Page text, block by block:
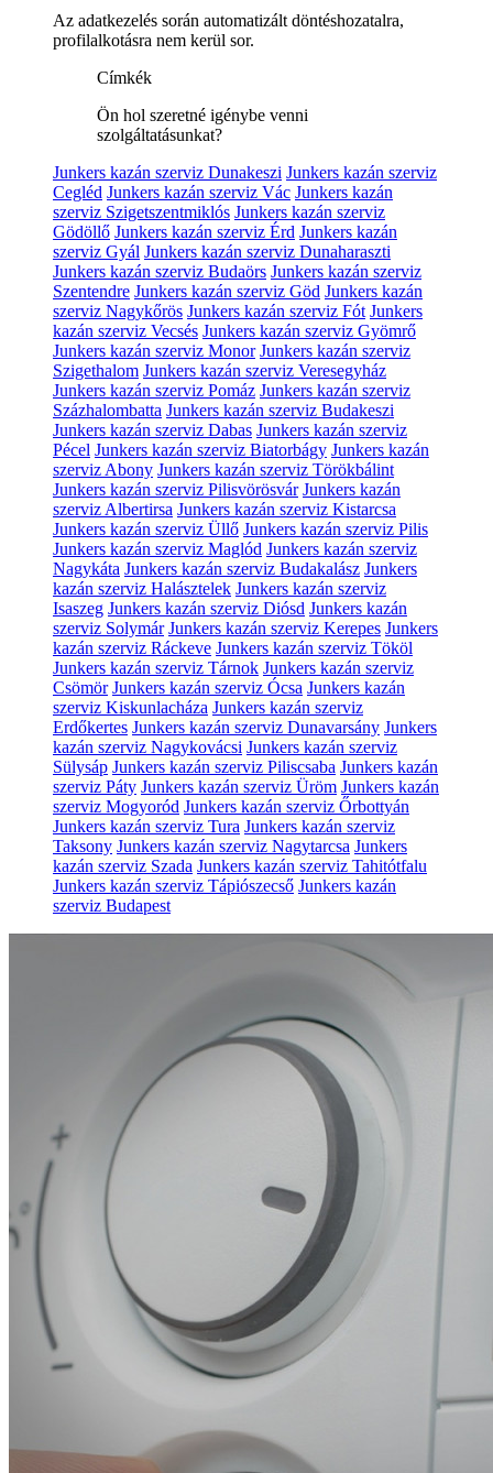
Az adatkezelés során automatizált döntéshozatalra,
profilalkotásra nem kerül sor.
Címkék
Ön hol szeretné igénybe venni
szolgáltatásunkat?
Junkers kazán szerviz Dunakeszi Junkers kazán szerviz
Cegléd Junkers kazán szerviz Vác Junkers kazán
szerviz Szigetszentmiklós Junkers kazán szerviz
Gödöllő Junkers kazán szerviz Érd Junkers kazán
szerviz Gyál Junkers kazán szerviz Dunaharaszti
Junkers kazán szerviz Budaörs Junkers kazán szerviz
Szentendre Junkers kazán szerviz Göd Junkers kazán
szerviz Nagykőrös Junkers kazán szerviz Fót Junkers
kazán szerviz Vecsés Junkers kazán szerviz Gyömrő
Junkers kazán szerviz Monor Junkers kazán szerviz
Szigethalom Junkers kazán szerviz Veresegyház
Junkers kazán szerviz Pomáz Junkers kazán szerviz
Százhalombatta Junkers kazán szerviz Budakeszi
Junkers kazán szerviz Dabas Junkers kazán szerviz
Pécel Junkers kazán szerviz Biatorbágy Junkers kazán
szerviz Abony Junkers kazán szerviz Törökbálint
Junkers kazán szerviz Pilisvörösvár Junkers kazán
szerviz Albertirsa Junkers kazán szerviz Kistarcsa
Junkers kazán szerviz Üllő Junkers kazán szerviz Pilis
Junkers kazán szerviz Maglód Junkers kazán szerviz
Nagykáta Junkers kazán szerviz Budakalász Junkers
kazán szerviz Halásztelek Junkers kazán szerviz
Isaszeg Junkers kazán szerviz Diósd Junkers kazán
szerviz Solymár Junkers kazán szerviz Kerepes Junkers
kazán szerviz Ráckeve Junkers kazán szerviz Tököl
Junkers kazán szerviz Tárnok Junkers kazán szerviz
Csömör Junkers kazán szerviz Ócsa Junkers kazán
szerviz Kiskunlacháza Junkers kazán szerviz
Erdőkertes Junkers kazán szerviz Dunavarsány Junkers
kazán szerviz Nagykovácsi Junkers kazán szerviz
Sülysáp Junkers kazán szerviz Piliscsaba Junkers kazán
szerviz Páty Junkers kazán szerviz Üröm Junkers kazán
szerviz Mogyoród Junkers kazán szerviz Őrbottyán
Junkers kazán szerviz Tura Junkers kazán szerviz
Taksony Junkers kazán szerviz Nagytarcsa Junkers
kazán szerviz Szada Junkers kazán szerviz Tahitótfalu
Junkers kazán szerviz Tápiószecső Junkers kazán
szerviz Budapest